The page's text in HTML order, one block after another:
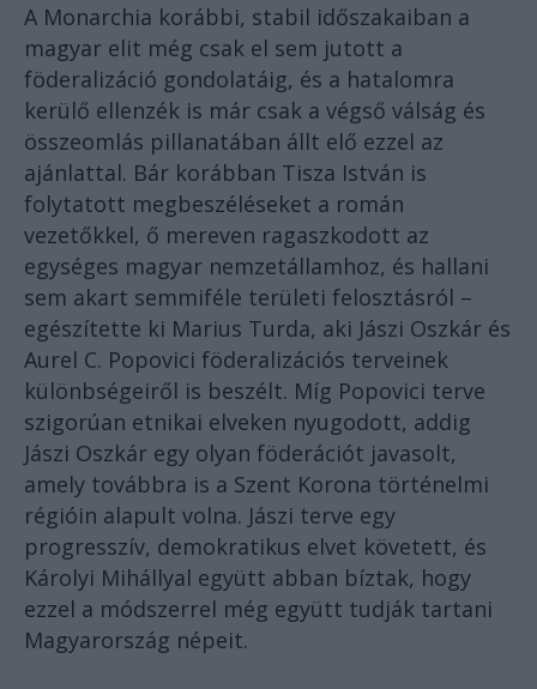
A Monarchia korábbi, stabil időszakaiban a
magyar elit még csak el sem jutott a
föderalizáció gondolatáig, és a hatalomra
kerülő ellenzék is már csak a végső válság és
összeomlás pillanatában állt elő ezzel az
ajánlattal. Bár korábban Tisza István is
folytatott megbeszéléseket a román
vezetőkkel, ő mereven ragaszkodott az
egységes magyar nemzetállamhoz, és hallani
sem akart semmiféle területi felosztásról –
egészítette ki Marius Turda, aki Jászi Oszkár és
Aurel C. Popovici föderalizációs terveinek
különbségeiről is beszélt. Míg Popovici terve
szigorúan etnikai elveken nyugodott, addig
Jászi Oszkár egy olyan föderációt javasolt,
amely továbbra is a Szent Korona történelmi
régióin alapult volna. Jászi terve egy
progresszív, demokratikus elvet követett, és
Károlyi Mihállyal együtt abban bíztak, hogy
ezzel a módszerrel még együtt tudják tartani
Magyarország népeit.